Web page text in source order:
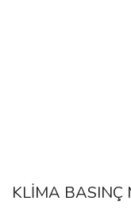
KLİMA BASINÇ